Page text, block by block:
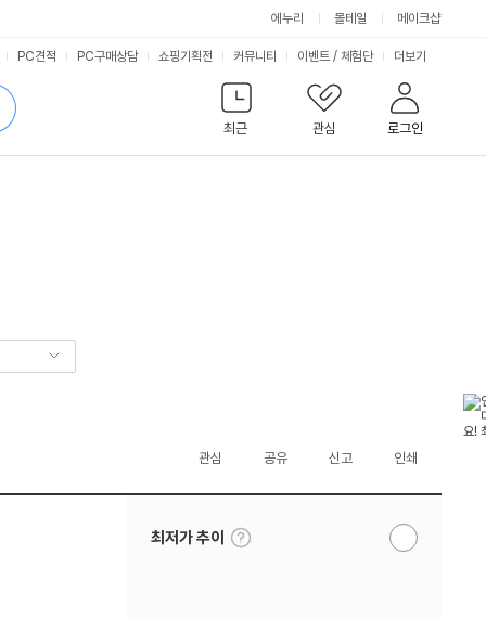
에누리 몰테일 메이크샵
최근
관심 로그인
PC견적 PC구매상담 쇼핑기획전 커뮤니티 이벤트 / 체험단 서
비
스
더보기
관심 공유 신고 인쇄
최저가 추이
툴
팁
알